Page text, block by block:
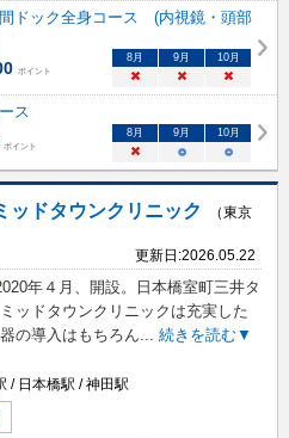
間ドック全身コース (内視鏡・頭部
ポイント
8 月 9 月 10月
× × ×
ス
ポイント
8 月 9 月 10月
× ○ ○
ドタウンクリニック
（東京
更新日:2026.05.22
年４月、開設。日本橋室町三井タ
ッドタウンクリニックは充実した
の導入はもちろん... 続きを読む▼
/ 日本橋駅 / 神田駅